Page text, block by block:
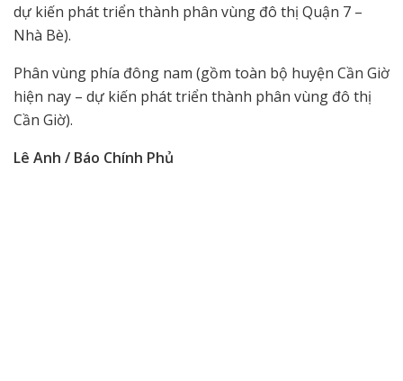
dự kiến phát triển thành phân vùng đô thị Quận 7 –
Nhà Bè).
Phân vùng phía đông nam (gồm toàn bộ huyện Cần Giờ
hiện nay – dự kiến phát triển thành phân vùng đô thị
Cần Giờ).
Lê Anh / Báo Chính Phủ